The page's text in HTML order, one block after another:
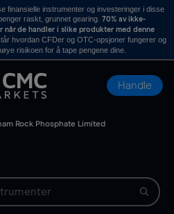
finansielle instrumenter og investeringer i disse
raskt, grunnet gearing. 70% av ikke-
de handler i slike produkter med denne
hvordan CFDer og OTC-opsjoner fungerer og
risikoen for å tape pengene dine.
Handle
Rock Phosphate Limited